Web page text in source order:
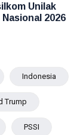
Unilak
2026
Indonesia
Trump
PSSI